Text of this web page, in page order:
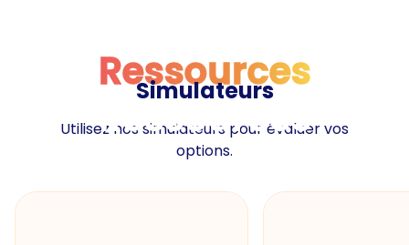
Ressources
Ressources
Simulateurs
Utilisez nos simulateurs pour évaluer vos
options.